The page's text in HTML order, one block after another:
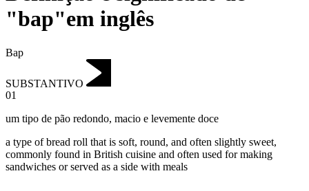
"bap"em inglês
Bap
SUBSTANTIVO
01
um tipo de pão redondo, macio e levemente doce
a type of bread roll that is soft, round, and often slightly sweet,
commonly found in British cuisine and often used for making
sandwiches or served as a side with meals